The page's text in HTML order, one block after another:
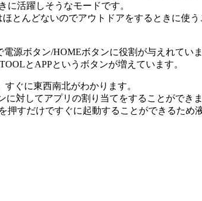
に活躍しそうなモードです。
とんどないのでアウトドアをするときに使う
源ボタン/HOMEボタンに役割が与えれていま
とAPPというボタンが増えています。
ぐに東西南北がわかります。
対してアプリの割り当てをすることができま
押すだけですぐに起動することができるため